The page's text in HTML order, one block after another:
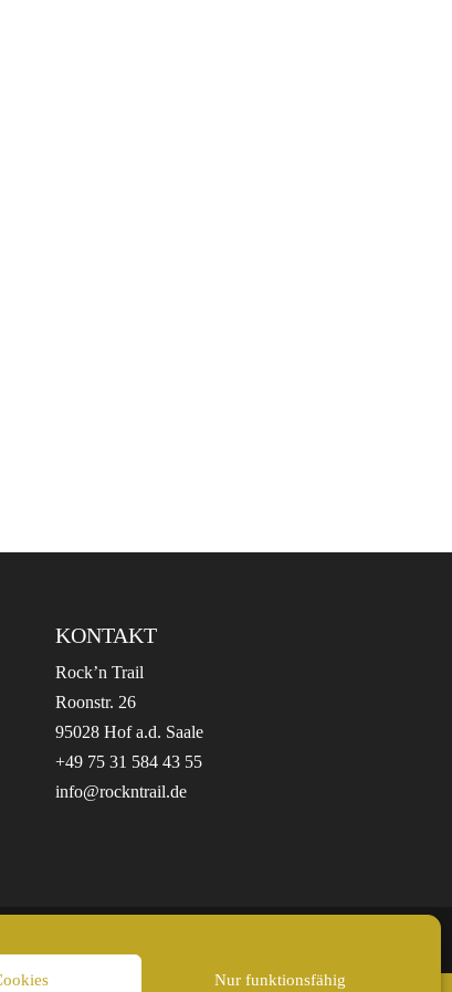
Nur funktionsfähig
KONTAKT
Rock’n Trail
Roonstr. 26
95028 Hof a.d. Saale
+49 75 31 584 43 55
info@rockntrail.de